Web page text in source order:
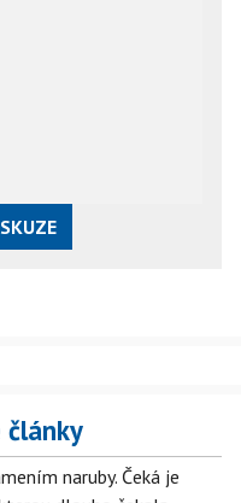
články
naruby. Čeká je